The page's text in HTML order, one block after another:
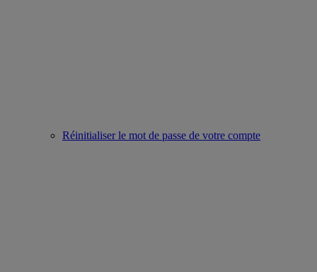
Réinitialiser le mot de passe de votre compte